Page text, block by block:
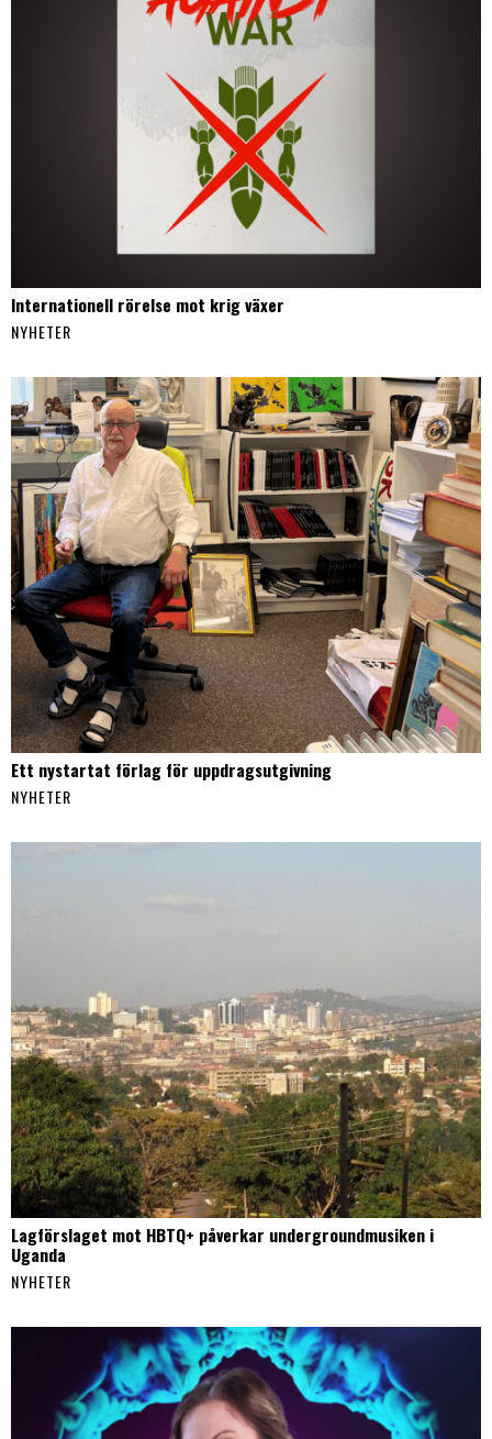
Internationell rörelse mot krig växer
NYHETER
Ett nystartat förlag för uppdragsutgivning
NYHETER
Lagförslaget mot HBTQ+ påverkar undergroundmusiken i
Uganda
NYHETER